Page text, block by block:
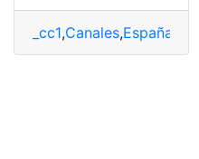
_cc1,Canales,España